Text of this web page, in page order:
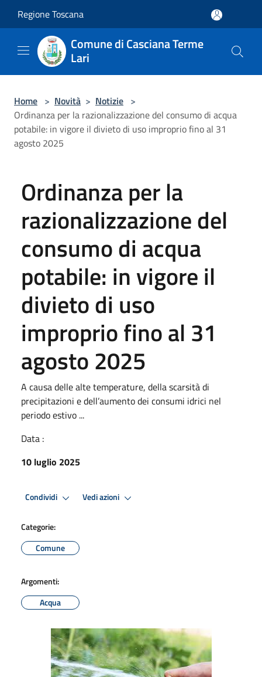
Regione Toscana
Comune di Casciana Terme
Lari
Home > Novità > Notizie >
Ordinanza per la razionalizzazione del consumo di acqua
potabile: in vigore il divieto di uso improprio fino al 31
agosto 2025
Ordinanza per la
razionalizzazione del
consumo di acqua
potabile: in vigore il
divieto di uso
improprio fino al 31
agosto 2025
A causa delle alte temperature, della scarsità di
precipitazioni e dell’aumento dei consumi idrici nel
periodo estivo ...
Data :
10 luglio 2025
Condividi Vedi azioni
Categorie:
Comune
Argomenti:
Acqua